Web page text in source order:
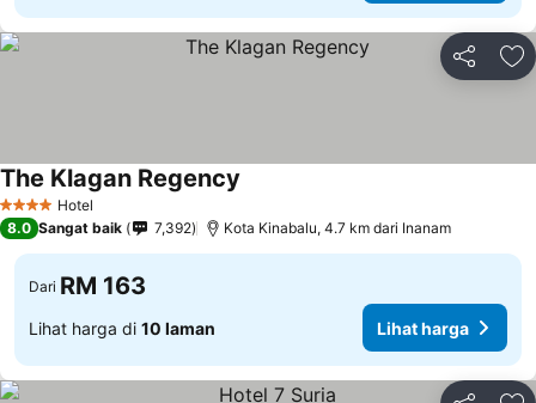
Kongsi
4 BintangHotel
The Klagan Regency
8.0 Sangat baik 7,392 Kota Kinabalu, 4.7 km dari Inanam
Dari RM 163
Lihat harga di 10 laman Lihat harga